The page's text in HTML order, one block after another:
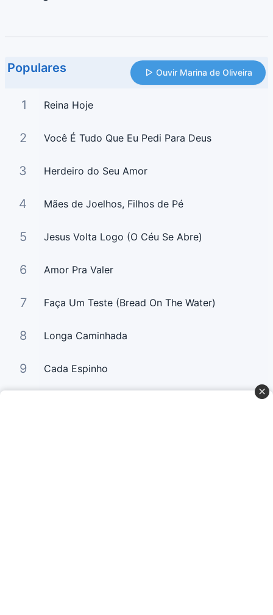
Populares Ouvir Marina de Oliveira
1 Reina Hoje
2 Você É Tudo Que Eu Pedi Para Deus
3 Herdeiro do Seu Amor
4 Mães de Joelhos, Filhos de Pé
5 Jesus Volta Logo (O Céu Se Abre)
6 Amor Pra Valer
7 Faça Um Teste (Bread On The Water)
8 Longa Caminhada
9 Cada Espinho